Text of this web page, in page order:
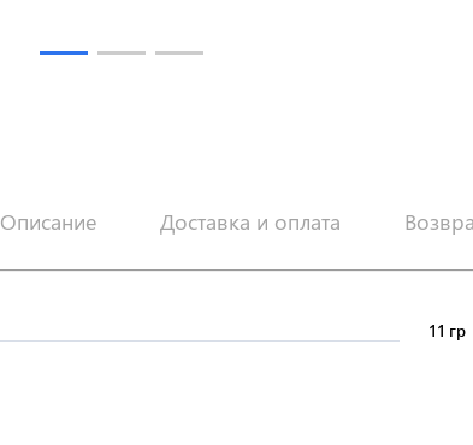
Описание Доставка и оплата
11 гр